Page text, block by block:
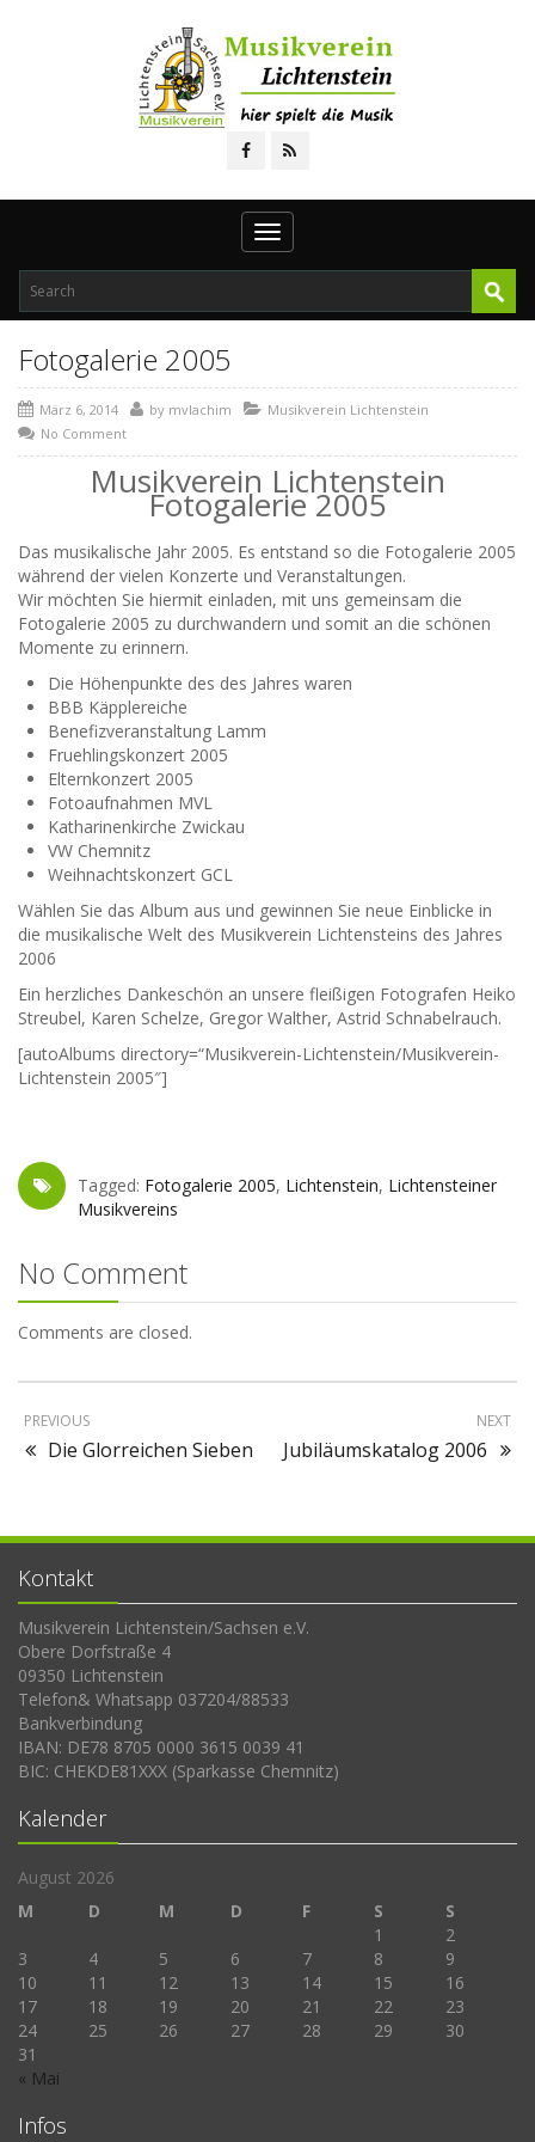
Toggle
navigation
Fotogalerie 2005
März 6, 2014 by mvlachim
Musikverein Lichtenstein
No Comment
Musikverein Lichtenstein
Fotogalerie 2005
Das musikalische Jahr 2005. Es entstand so die Fotogalerie 2005
während der vielen Konzerte und Veranstaltungen.
Wir möchten Sie hiermit einladen, mit uns gemeinsam die
Fotogalerie 2005 zu durchwandern und somit an die schönen
Momente zu erinnern.
Die Höhenpunkte des des Jahres waren
BBB Käpplereiche
Benefizveranstaltung Lamm
Fruehlingskonzert 2005
Elternkonzert 2005
Fotoaufnahmen MVL
Katharinenkirche Zwickau
VW Chemnitz
Weihnachtskonzert GCL
Wählen Sie das Album aus und gewinnen Sie neue Einblicke in
die musikalische Welt des Musikverein Lichtensteins des Jahres
2006
Ein herzliches Dankeschön an unsere fleißigen Fotografen Heiko
Streubel, Karen Schelze, Gregor Walther, Astrid Schnabelrauch.
[autoAlbums directory=“Musikverein-Lichtenstein/Musikverein-
Lichtenstein 2005″]
Tagged: Fotogalerie 2005, Lichtenstein, Lichtensteiner
Musikvereins
No Comment
Comments are closed.
PREVIOUS
Die Glorreichen Sieben
NEXT
Jubiläumskatalog 2006
Kontakt
Musikverein Lichtenstein/Sachsen e.V.
Obere Dorfstraße 4
09350 Lichtenstein
Telefon& Whatsapp 037204/88533
Bankverbindung
IBAN: DE78 8705 0000 3615 0039 41
BIC: CHEKDE81XXX (Sparkasse Chemnitz)
Kalender
August 2026
M
D M D F S
S
1
2
3
4 5 6 7 8
9
10
11 12 13 14 15
16
17
18 19 20 21 22
23
24
25 26 27 28 29
30
31
« Mai
Infos